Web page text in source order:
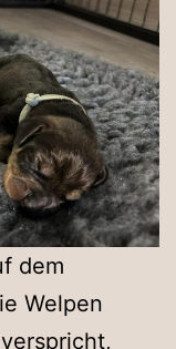
dem
Welpen